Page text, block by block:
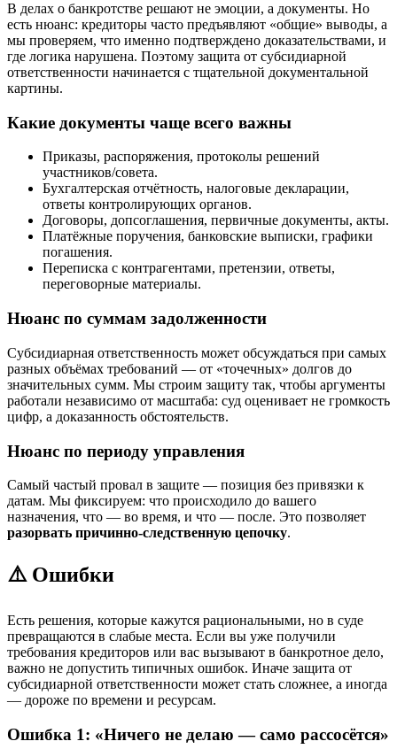
В делах о банкротстве решают не эмоции, а документы. Но
есть нюанс: кредиторы часто предъявляют «общие» выводы, а
мы проверяем, что именно подтверждено доказательствами, и
где логика нарушена. Поэтому защита от субсидиарной
ответственности начинается с тщательной документальной
картины.
Какие документы чаще всего важны
Приказы, распоряжения, протоколы решений
участников/совета.
Бухгалтерская отчётность, налоговые декларации,
ответы контролирующих органов.
Договоры, допсоглашения, первичные документы, акты.
Платёжные поручения, банковские выписки, графики
погашения.
Переписка с контрагентами, претензии, ответы,
переговорные материалы.
Нюанс по суммам задолженности
Субсидиарная ответственность может обсуждаться при самых
разных объёмах требований — от «точечных» долгов до
значительных сумм. Мы строим защиту так, чтобы аргументы
работали независимо от масштаба: суд оценивает не громкость
цифр, а доказанность обстоятельств.
Нюанс по периоду управления
Самый частый провал в защите — позиция без привязки к
датам. Мы фиксируем: что происходило до вашего
назначения, что — во время, и что — после. Это позволяет
разорвать причинно-следственную цепочку.
⚠️ Ошибки
Есть решения, которые кажутся рациональными, но в суде
превращаются в слабые места. Если вы уже получили
требования кредиторов или вас вызывают в банкротное дело,
важно не допустить типичных ошибок. Иначе защита от
субсидиарной ответственности может стать сложнее, а иногда
— дороже по времени и ресурсам.
Ошибка 1: «Ничего не делаю — само рассосётся»